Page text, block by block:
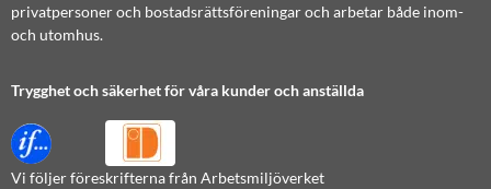
privatpersoner och bostadsrättsföreningar och arbetar både inom-
och utomhus.
Trygghet och säkerhet för våra kunder och anställda
Vi följer föreskrifterna från Arbetsmiljöverket